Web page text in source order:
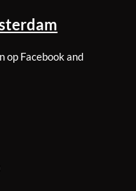
op Facebook and